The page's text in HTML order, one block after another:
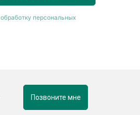
обработку персональных
Позвоните мне